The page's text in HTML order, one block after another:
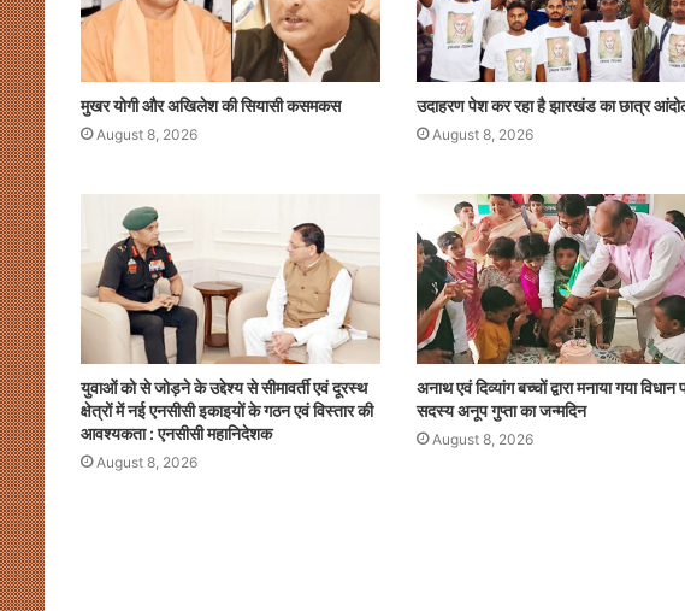
मुखर योगी और अखिलेश की सियासी कसमकस
August 8, 2026
उदाहरण पेश कर रहा है झारखंड का छात्र
August 8, 2026
युवाओं को से जोड़ने के उद्देश्य से सीमावर्ती एवं दूरस्थ
क्षेत्रों में नई एनसीसी इकाइयों के गठन एवं विस्तार की
आवश्यकता : एनसीसी महानिदेशक
August 8, 2026
अनाथ एवं दिव्यांग बच्चों द्वारा मनाया गया विधान
सदस्य अनूप गुप्ता का जन्मदिन
August 8, 2026